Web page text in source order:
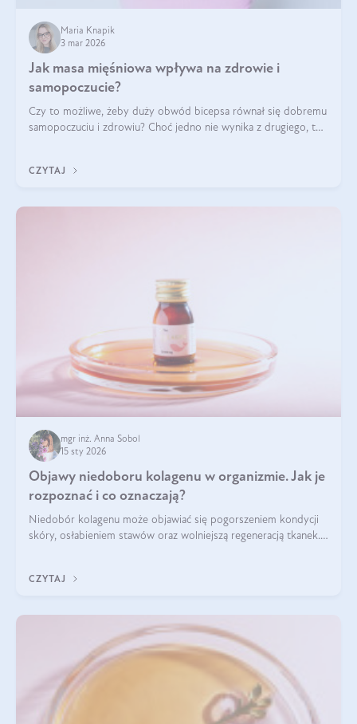
Maria Knapik
3 mar 2026
Jak masa mięśniowa wpływa na zdrowie i
samopoczucie?
Czy to możliwe, żeby duży obwód bicepsa równał się dobremu
samopoczuciu i zdrowiu? Choć jedno nie wynika z drugiego, to
wyjaśnimy.
CZYTAJ
mgr inż. Anna Sobol
15 sty 2026
Objawy niedoboru kolagenu w organizmie. Jak je
rozpoznać i co oznaczają?
Niedobór kolagenu może objawiać się pogorszeniem kondycji
skóry, osłabieniem stawów oraz wolniejszą regeneracją tkanek.
osłabienie włosów.
CZYTAJ